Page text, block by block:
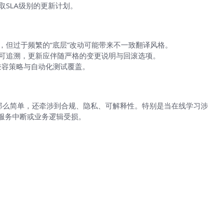
级别的更新计划。
过于频繁的“底层”改动可能带来不一致翻译风格。
追溯，更新应伴随严格的变更说明与回滚选项。
策略与自动化测试覆盖。
简单，还牵涉到合规、隐私、可解释性。特别是当在线学
中断或业务逻辑受损。